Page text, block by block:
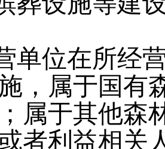
单位在所经
，属于国有
属于其他森
者利益相关